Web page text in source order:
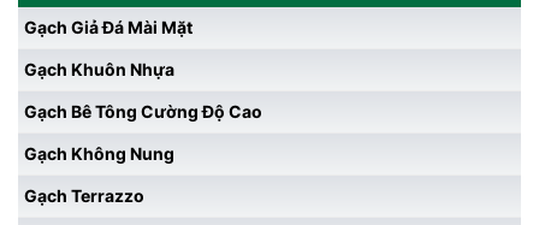
Gạch Giả Đá Mài Mặt
Gạch Khuôn Nhựa
Gạch Bê Tông Cường Độ Cao
Gạch Không Nung
Gạch Terrazzo